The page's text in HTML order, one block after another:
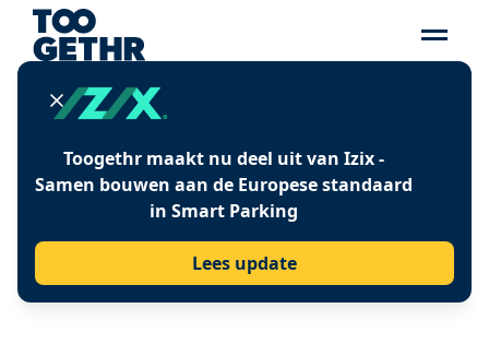
Toogethr maakt nu deel uit van Izix -
Samen bouwen aan de Europese standaard
in Smart Parking
Lees update
PARKEREN ONDER DRUK
DOOR VERSCHERPTE
KLIMAATMAATREGELEN